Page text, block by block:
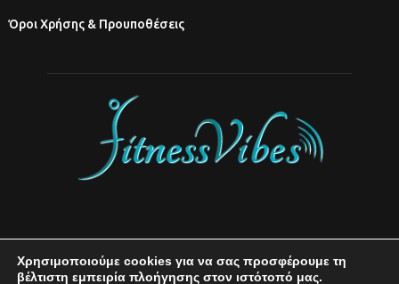
Όροι Χρήσης & Προυποθέσεις
Χρησιμοποιούμε cookies για να σας προσφέρουμε τη
βέλτιστη εμπειρία πλοήγησης στον ιστότοπό μας.